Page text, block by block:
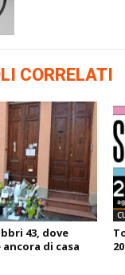
CORRELATI
43, dove
ancora di casa